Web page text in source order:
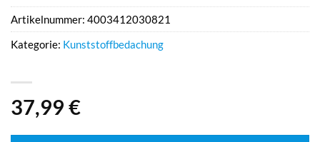
37,99 €
Artikelnummer: 4003412030821
Kategorie: Kunststoffbedachung